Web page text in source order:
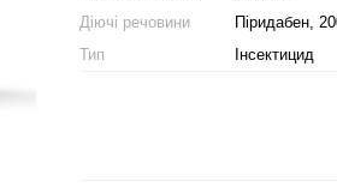
Діючі речовини
Піридабен,
Тип
Інсектицид